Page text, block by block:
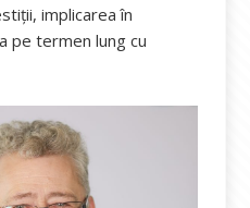
implicarea în
pe termen lung cu